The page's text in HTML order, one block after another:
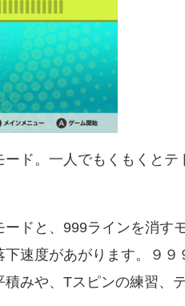
ド。一人でもくもくとテ
ドと、999ラインを消す
速度があがります。９
みや、Tスピンの練習、